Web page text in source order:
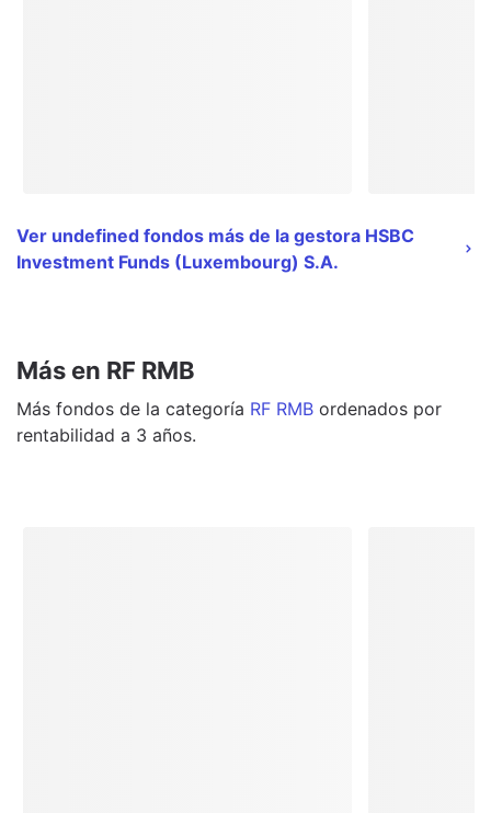
Ver undefined fondos más de la gestora HSBC
Investment Funds (Luxembourg) S.A.
Más en RF RMB
Más fondos de la categoría RF RMB ordenados por
rentabilidad a 3 años.